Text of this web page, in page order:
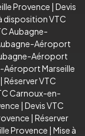
Provence | Devis
disposition VTC
Aubagne-
Aéroport
Aéroport
Aéroport Marseille
| Réserver VTC
Carnoux-en-
| Devis VTC
| Réserver
Provence | Mise à